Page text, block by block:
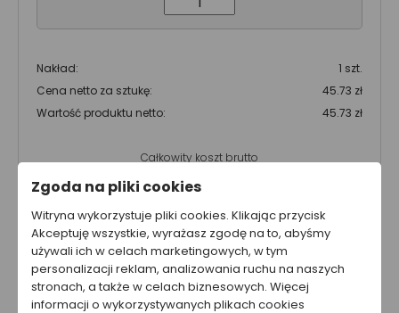
Nakład:
1 szt.
Cena netto za sztukę:
45.73 zł
Wartość produktu netto:
45.73 zł
Całkowity koszt brutto
56.25 zł
45.73 zł
Cena nie zawiera kosztów wysyłki.
Zgoda na pliki cookies
Witryna wykorzystuje pliki cookies. Klikając przycisk
Akceptuję wszystkie, wyrażasz zgodę na to, abyśmy
używali ich w celach marketingowych, w tym
personalizacji reklam, analizowania ruchu na naszych
stronach, a także w celach biznesowych. Więcej
informacji o wykorzystywanych plikach cookies